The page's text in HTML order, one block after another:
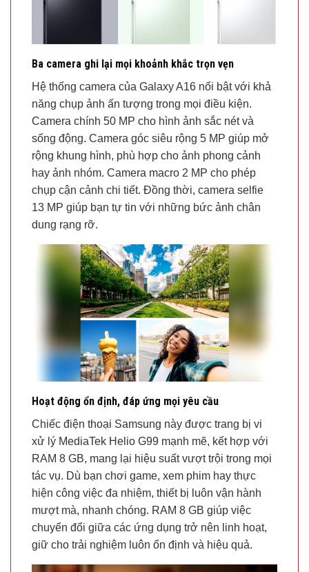
Ba camera ghi lại mọi khoảnh khắc trọn vẹn
Hệ thống camera của Galaxy A16 nổi bật với khả
năng chụp ảnh ấn tượng trong mọi điều kiện.
Camera chính 50 MP cho hình ảnh sắc nét và
sống động. Camera góc siêu rộng 5 MP giúp mở
rộng khung hình, phù hợp cho ảnh phong cảnh
hay ảnh nhóm. Camera macro 2 MP cho phép
chụp cận cảnh chi tiết. Đồng thời, camera selfie
13 MP giúp bạn tự tin với những bức ảnh chân
dung rạng rỡ.
Hoạt động ổn định, đáp ứng mọi yêu cầu
Chiếc điện thoại Samsung này được trang bị vi
xử lý MediaTek Helio G99 mạnh mẽ, kết hợp với
RAM 8 GB, mang lại hiệu suất vượt trội trong mọi
tác vụ. Dù bạn chơi game, xem phim hay thực
hiện công việc đa nhiệm, thiết bị luôn vận hành
mượt mà, nhanh chóng. RAM 8 GB giúp việc
chuyển đổi giữa các ứng dụng trở nên linh hoạt,
giữ cho trải nghiệm luôn ổn định và hiệu quả.